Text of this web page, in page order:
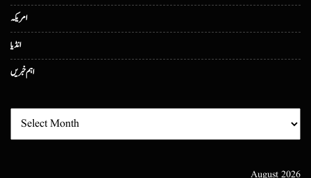
امریکہ
انڈیا
اہم خبریں
August 2026